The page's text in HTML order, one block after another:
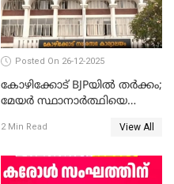
Posted On 26-12-2025
കോഴിക്കോട് BJPയിൽ തർക്കം;
മേയർ സ്ഥാനാർത്ഥിയെ
2 Min Read View All